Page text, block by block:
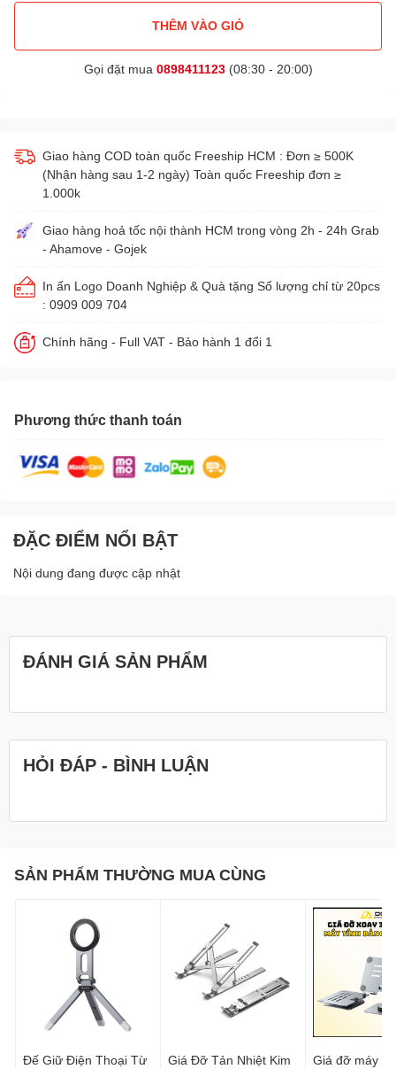
THÊM VÀO GIỎ
Gọi đặt mua 0898411123(08:30 - 20:00)
Giao hàng COD toàn quốc Freeship HCM : Đơn ≥ 500K
(Nhận hàng sau 1-2 ngày) Toàn quốc Freeship đơn ≥
1.000k
Giao hàng hoả tốc nội thành HCM trong vòng 2h - 24h Grab
- Ahamove - Gojek
In ấn Logo Doanh Nghiệp & Quà tặng Số lượng chỉ từ 20pcs
: 0909 009 704
Chính hãng - Full VAT - Bảo hành 1 đổi 1
Phương thức thanh toán
ĐẶC ĐIỂM NỔI BẬT
Nội dung đang được cập nhật
ĐÁNH GIÁ SẢN PHẨM
HỎI ĐÁP - BÌNH LUẬN
SẢN PHẨM THƯỜNG MUA CÙNG
Đế Giữ Điện Thoại Từ Giá Đỡ Tản Nhiệt Kim Giá đỡ máy